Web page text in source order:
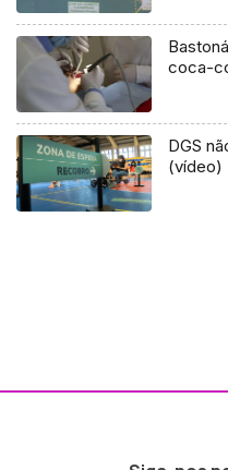
coca-
DGS
(vídeo)